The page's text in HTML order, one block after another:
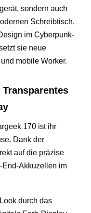
sondern auch
Schreibtisch.
im Cyberpunk-
sie neue
mobile Worker.
170 ist ihr
Dank der
auf die präzise
Akkuzellen im
durch das